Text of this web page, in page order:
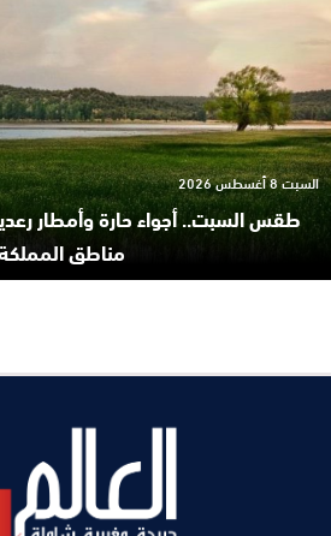
طقس السبت.. أجواء حارة وأمطار
مناطق
السبت 8 أغسطس 2026